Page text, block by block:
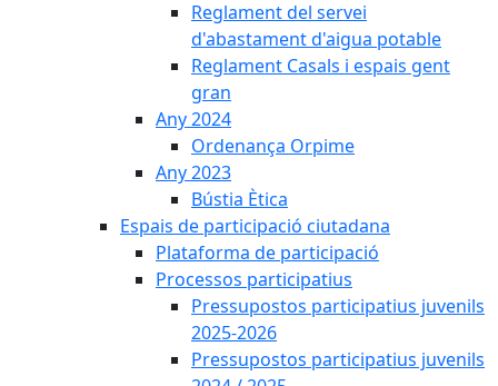
Reglament del servei
d'abastament d'aigua potable
Reglament Casals i espais gent
gran
Any 2024
Ordenança Orpime
Any 2023
Bústia Ètica
Espais de participació ciutadana
Plataforma de participació
Processos participatius
Pressupostos participatius juvenils
2025-2026
Pressupostos participatius juvenils